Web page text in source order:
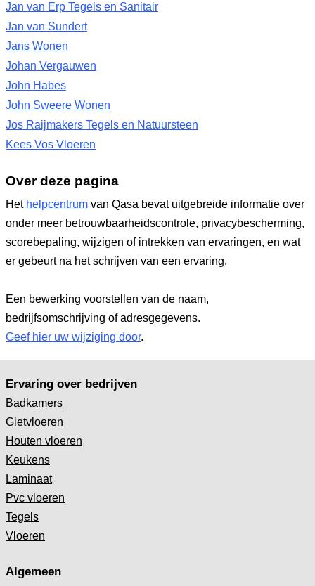
Jan van Erp Tegels en Sanitair
Jan van Sundert
Jans Wonen
Johan Vergauwen
John Habes
John Sweere Wonen
Jos Raijmakers Tegels en Natuursteen
Kees Vos Vloeren
Over deze pagina
Het helpcentrum van Qasa bevat uitgebreide informatie over
onder meer betrouwbaarheidscontrole, privacybescherming,
scorebepaling, wijzigen of intrekken van ervaringen, en wat
er gebeurt na het schrijven van een ervaring.
Een bewerking voorstellen van de naam,
bedrijfsomschrijving of adresgegevens.
Geef hier uw wijziging door.
Ervaring over bedrijven
Badkamers
Gietvloeren
Houten vloeren
Keukens
Laminaat
Pvc vloeren
Tegels
Vloeren
Algemeen